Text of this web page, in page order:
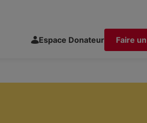
Espace Donateur Faire